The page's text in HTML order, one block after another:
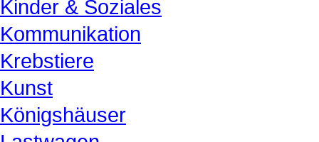
Kinder & Soziales
Kommunikation
Krebstiere
Kunst
Königshäuser